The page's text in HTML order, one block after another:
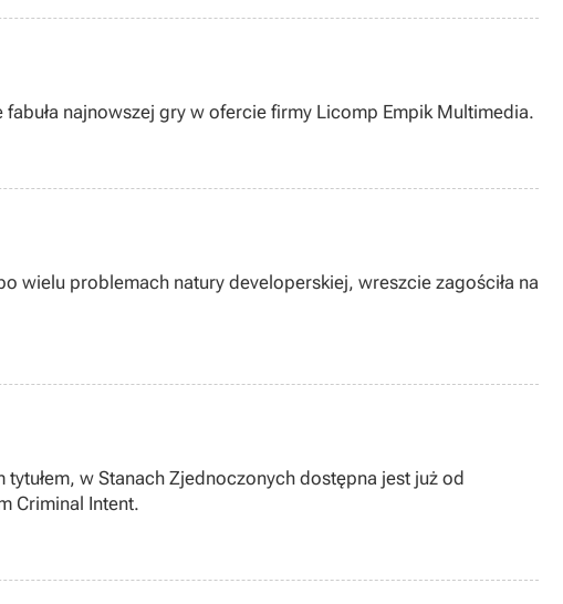
najnowszej gry w ofercie firmy Licomp Empik Multimedia.
wielu problemach natury developerskiej, wreszcie zagościła na
w Stanach Zjednoczonych dostępna jest już od
Criminal Intent.